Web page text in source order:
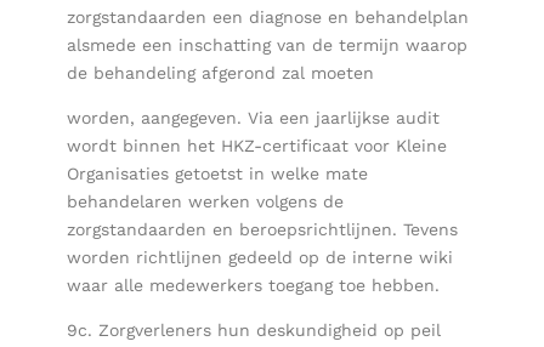
zorgstandaarden een diagnose en behandelplan
alsmede een inschatting van de termijn waarop
de behandeling afgerond zal moeten
worden, aangegeven. Via een jaarlijkse audit
wordt binnen het HKZ-certificaat voor Kleine
Organisaties getoetst in welke mate
behandelaren werken volgens de
zorgstandaarden en beroepsrichtlijnen. Tevens
worden richtlijnen gedeeld op de interne wiki
waar alle medewerkers toegang toe hebben.
9c. Zorgverleners hun deskundigheid op peil